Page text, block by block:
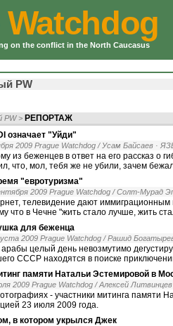
Watchdog
on the conflict in the North Caucasus
PW
PW > РЕПОРТАЖ
означает "Уйди"
2009 Prague Watchdog / Усам Байсаев ·
из беженцев в ответ на его рассказ о
что, мол, тебя же не убили, зачем
"евротуризма"
2009 Prague Watchdog / Солт-Мурад
телевидение дают
что в Чечне "жить стало лучше, жить
для беженца
2009 Prague Watchdog / Рашид
арабы целый день невозмутимо
СССР находятся в поиске
памяти Натальи Эстемировой в
2009 Prague Watchdog / Алексей Литвинцев
- участники митинга памяти
23 июля 2009 года.
в котором укрылся Джек